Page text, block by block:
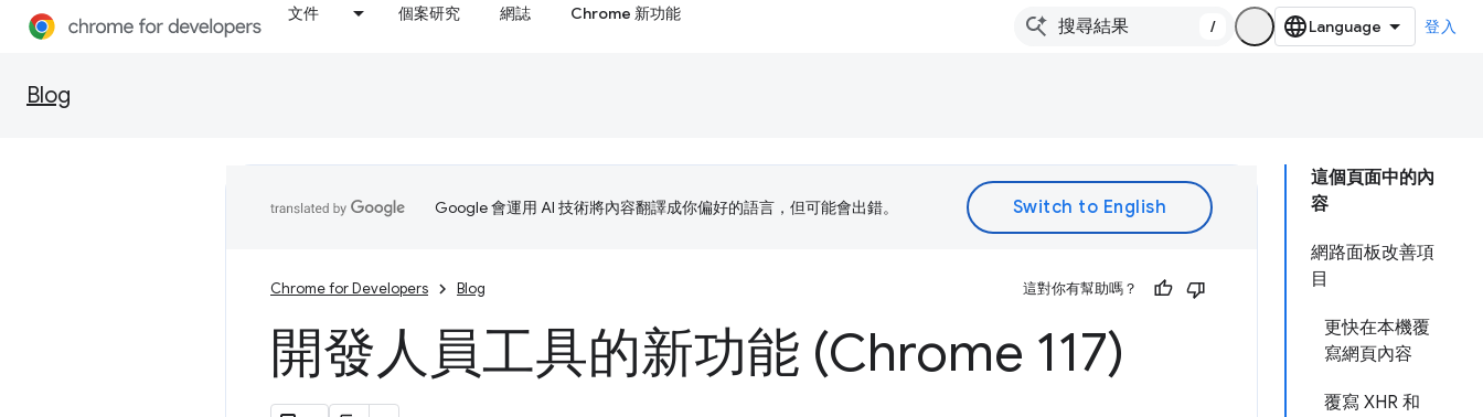
文件 個案研究 網誌 Chrome 新功能
/ 登入
Blog
這個頁面中的內
容
網路面板改善項
目
更快在本機覆
寫網頁內容
覆寫 XHR 和
Google 會運用 AI 技術將內容翻譯成你偏好的語言，但可能會出錯。
Chrome for Developers Blog 這對你有幫助嗎？
開發人員工具的新功能 (Chrome 117)